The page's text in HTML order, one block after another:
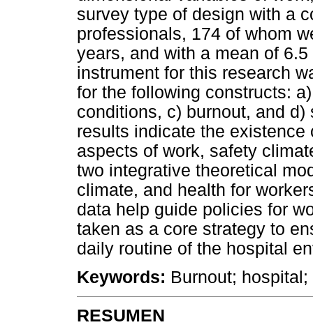
survey type of design with a
professionals, 174 of whom
years, and with a mean of
instrument for this research
for the following constructs:
conditions, c) burnout, and
results indicate the
aspects of work, safety
two integrative theoretical
climate, and health for
data help guide policies for
taken as a core strategy to
daily routine of the hospital
Keywords: Burnout;
RESUMEN